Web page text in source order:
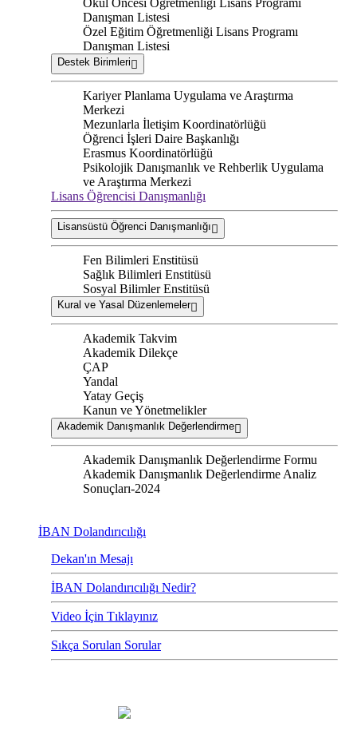
Okul Öncesi Öğretmenliği Lisans Programı
Danışman Listesi
Özel Eğitim Öğretmenliği Lisans Programı
Danışman Listesi
Destek Birimleri
Kariyer Planlama Uygulama ve Araştırma
Merkezi
Mezunlarla İletişim Koordinatörlüğü
Öğrenci İşleri Daire Başkanlığı
Erasmus Koordinatörlüğü
Psikolojik Danışmanlık ve Rehberlik Uygulama
ve Araştırma Merkezi
Lisans Öğrencisi Danışmanlığı
Lisansüstü Öğrenci Danışmanlığı
Fen Bilimleri Enstitüsü
Sağlık Bilimleri Enstitüsü
Sosyal Bilimler Enstitüsü
Kural ve Yasal Düzenlemeler
Akademik Takvim
Akademik Dilekçe
ÇAP
Yandal
Yatay Geçiş
Kanun ve Yönetmelikler
Akademik Danışmanlık Değerlendirme
Akademik Danışmanlık Değerlendirme Formu
Akademik Danışmanlık Değerlendirme Analiz
Sonuçları-2024
İBAN Dolandırıcılığı
Dekan'ın Mesajı
İBAN Dolandırıcılığı Nedir?
Video İçin Tıklayınız
Sıkça Sorulan Sorular